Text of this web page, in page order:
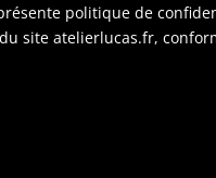
politique de
site atelierlucas.fr,